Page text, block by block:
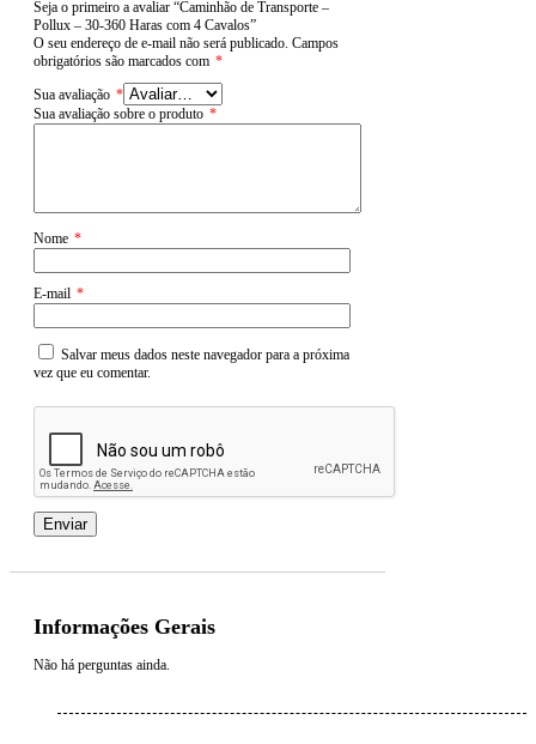
Seja o primeiro a avaliar “Caminhão de Transporte –
Pollux – 30-360 Haras com 4 Cavalos”
O seu endereço de e-mail não será publicado. Campos
obrigatórios são marcados com *
Sua avaliação *
Sua avaliação sobre o produto *
Nome *
E-mail *
Salvar meus dados neste navegador para a próxima
vez que eu comentar.
Informações Gerais
Não há perguntas ainda.